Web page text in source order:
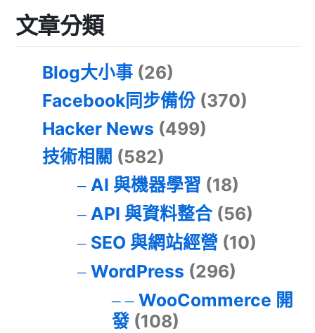
文章分類
Blog大小事 (26)
Facebook同步備份 (370)
Hacker News (499)
技術相關 (582)
AI 與機器學習 (18)
API 與資料整合(56)
SEO 與網站經營 (10)
WordPress (296)
WooCommerce 開
發(108)